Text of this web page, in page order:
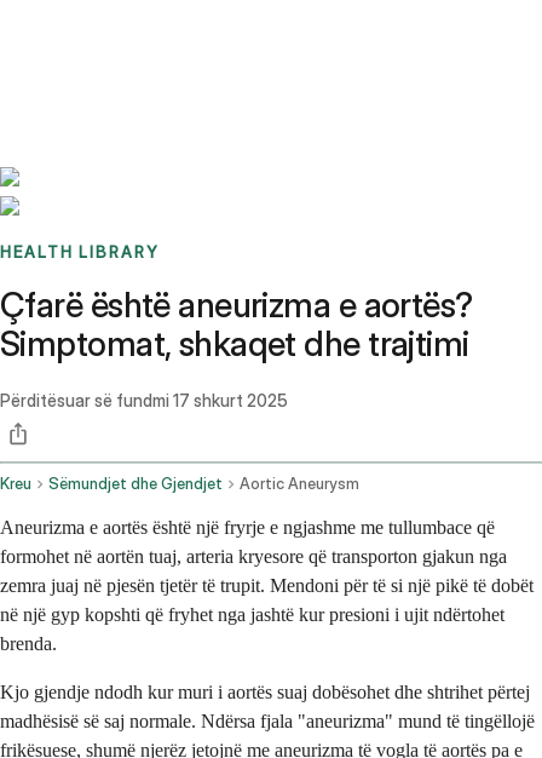
HEALTH LIBRARY
Çfarë është aneurizma e aortës?
Simptomat, shkaqet dhe trajtimi
Përditësuar së fundmi 17 shkurt 2025
Kreu Sëmundjet dhe Gjendjet Aortic Aneurysm
Aneurizma e aortës është një fryrje e ngjashme me tullumbace që
formohet në aortën tuaj, arteria kryesore që transporton gjakun nga
zemra juaj në pjesën tjetër të trupit. Mendoni për të si një pikë të dobët
në një gyp kopshti që fryhet nga jashtë kur presioni i ujit ndërtohet
brenda.
Kjo gjendje ndodh kur muri i aortës suaj dobësohet dhe shtrihet përtej
madhësisë së saj normale. Ndërsa fjala "aneurizma" mund të tingëllojë
frikësuese, shumë njerëz jetojnë me aneurizma të vogla të aortës pa e